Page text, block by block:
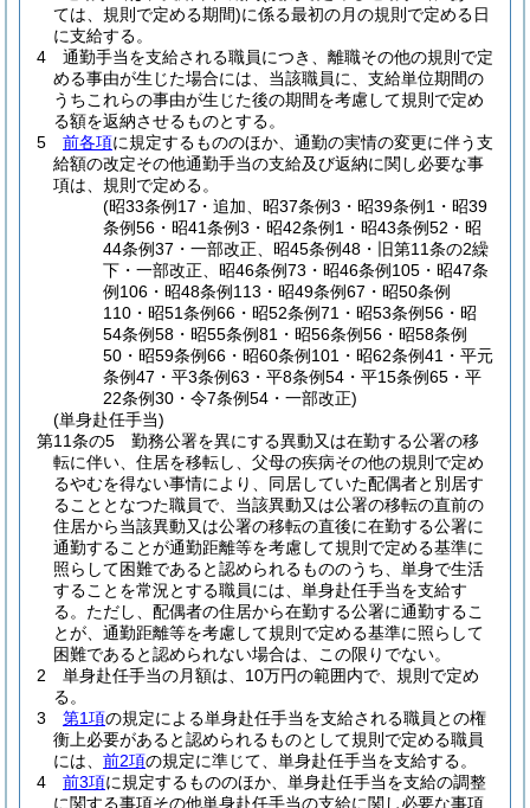
ては、規則で定める期間)に係る最初の月の規則で定める日
に支給する。
4
通勤手当を支給される職員につき、離職その他の規則で定
める事由が生じた場合には、当該職員に、支給単位期間の
うちこれらの事由が生じた後の期間を考慮して規則で定め
る額を返納させるものとする。
5
前各項に規定するもののほか、通勤の実情の変更に伴う支
給額の改定その他通勤手当の支給及び返納に関し必要な事
項は、規則で定める。
(昭33条例17・追加、昭37条例3・昭39条例1・昭39
条例56・昭41条例3・昭42条例1・昭43条例52・昭
44条例37・一部改正、昭45条例48・旧第11条の2繰
下・一部改正、昭46条例73・昭46条例105・昭47条
例106・昭48条例113・昭49条例67・昭50条例
110・昭51条例66・昭52条例71・昭53条例56・昭
54条例58・昭55条例81・昭56条例56・昭58条例
50・昭59条例66・昭60条例101・昭62条例41・平元
条例47・平3条例63・平8条例54・平15条例65・平
22条例30・令7条例54・一部改正)
(単身赴任手当)
第11条の5
勤務公署を異にする異動又は在勤する公署の移
転に伴い、住居を移転し、父母の疾病その他の規則で定め
るやむを得ない事情により、同居していた配偶者と別居す
ることとなつた職員で、当該異動又は公署の移転の直前の
住居から当該異動又は公署の移転の直後に在勤する公署に
通勤することが通勤距離等を考慮して規則で定める基準に
照らして困難であると認められるもののうち、単身で生活
することを常況とする職員には、単身赴任手当を支給す
る。 ただし、配偶者の住居から在勤する公署に通勤するこ
とが、通勤距離等を考慮して規則で定める基準に照らして
困難であると認められない場合は、この限りでない。
2
単身赴任手当の月額は、10万円の範囲内で、規則で定め
る。
3
第1項の規定による単身赴任手当を支給される職員との権
衡上必要があると認められるものとして規則で定める職員
には、 前2項の規定に準じて、単身赴任手当を支給する。
4
前3項に規定するもののほか、単身赴任手当を支給の調整
に関する事項その他単身赴任手当の支給に関し必要な事項